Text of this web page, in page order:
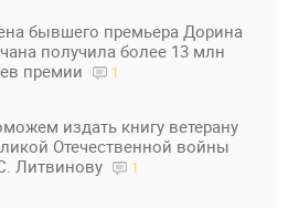
бывшего премьера Дорина
получила более 13 млн
премии
1
издать книгу ветерану
Отечественной войны
Литвинову
1